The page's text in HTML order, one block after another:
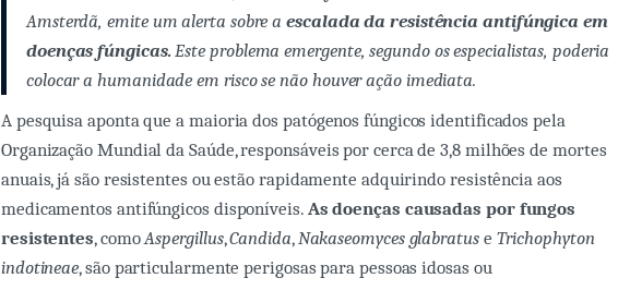
Amsterdã, emite um alerta sobre aescalada da resistência antifúngica em
doenças fúngicas.Este problema emergente, segundo os especialistas, poderia
colocar a humanidade em risco se não houver ação imediata.
A pesquisa aponta que a maioria dos patógenos fúngicos identificados pela
Organização Mundial da Saúde, responsáveis por cerca de 3,8 milhões de mortes
anuais, já são resistentes ou estão rapidamente adquirindo resistência aos
medicamentos antifúngicos disponíveis. As doenças causadas por fungos
resistentes, como Aspergillus,Candida, Nakaseomyces glabratuse Trichophyton
indotineae, são particularmente perigosas para pessoas idosas ou